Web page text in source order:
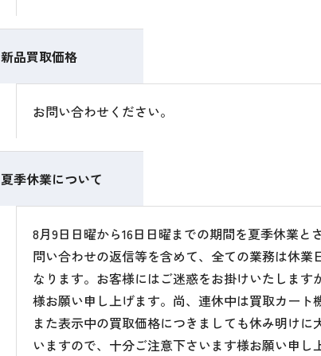
新品買取価格
お問い合わせください。
夏季休業について
8月9日日曜から16日日曜までの期間を夏季休業と
問い合わせの返信等を含めて、全ての業務は休業
なります。お客様にはご迷惑をお掛けいたします
様お願い申し上げます。尚、連休中は買取カート
また表示中の買取価格につきましても休み明けに
いますので、十分ご注意下さいます様お願い申し